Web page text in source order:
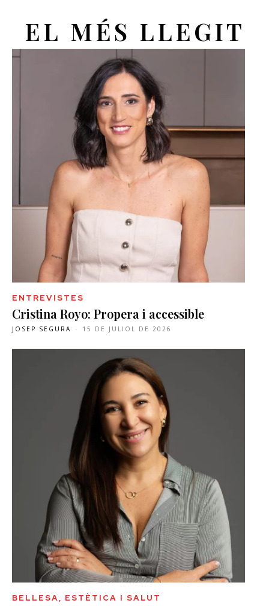
EL MÉS LLEGIT
ENTREVISTES
Cristina Royo: Propera i accessible
JOSEP SEGURA - 15 DE JULIOL DE 2026
BELLESA, ESTÈTICA I SALUT